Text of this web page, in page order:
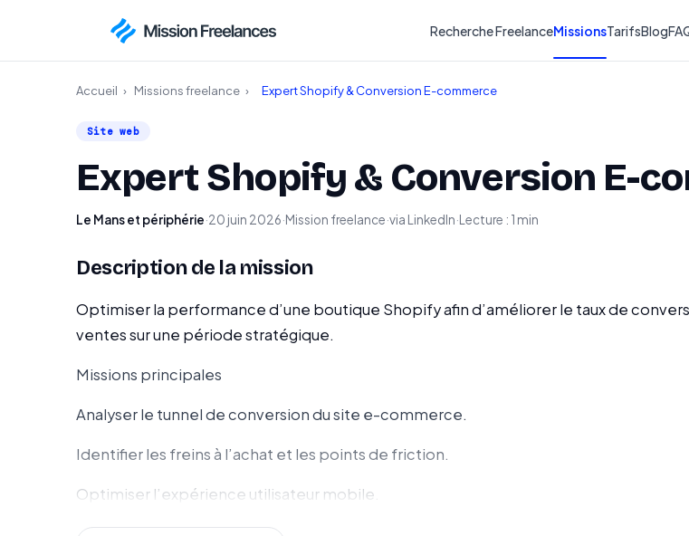
Recherche FreelanceMissionsTarifsBlog
Accueil › Missions freelance › Expert Shopify & Conversion E-commerce
Site web
Expert Shopify & Conversion E-
Le Mans et périphérie·20 juin 2026·Mission freelance·via LinkedIn·Lecture : 1 min
Description de la mission
Optimiser la performance d’une boutique Shopify afin d’améliorer le taux de
ventes sur une période stratégique.
Missions principales
Analyser le tunnel de conversion du site e-commerce.
Identifier les freins à l’achat et les points de friction.
Optimiser l’expérience utilisateur mobile.